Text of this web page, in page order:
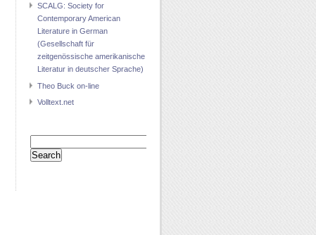
SCALG: Society for
Contemporary American
Literature in German
(Gesellschaft für
zeitgenössische amerikanische
Literatur in deutscher Sprache)
Theo Buck on-line
Volltext.net
for: